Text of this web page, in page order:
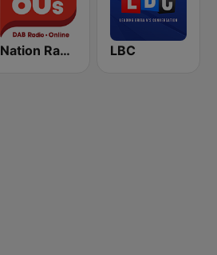
Nation Radio 60s LBC